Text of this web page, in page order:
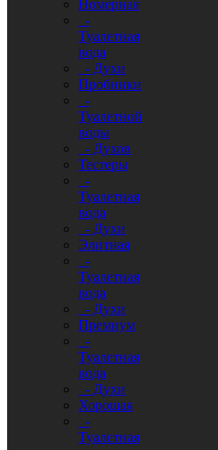
Номерная
-
Туалетная
вода
- Духи
Пробники
-
Туалетной
воды
- Духов
Тестеры
-
Туалетная
вода
- Духи
Элитная
-
Туалетная
вода
- Духи
Премиум
-
Туалетная
вода
- Духи
Хорошая
-
Туалетная